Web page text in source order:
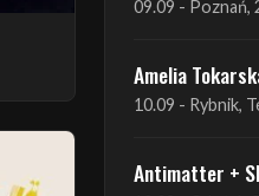
10.09 - Rybnik,
Antimatter +
10.09 - Gdańsk,
Antimatter +